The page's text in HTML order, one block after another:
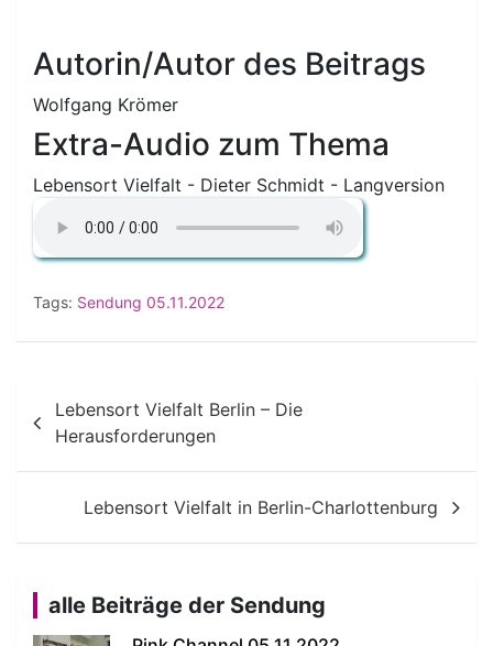
Autorin/Autor des Beitrags
Wolfgang Krömer
Extra-Audio zum Thema
Lebensort Vielfalt - Dieter Schmidt - Langversion
Tags: Sendung 05.11.2022
Beitragsnavigation
Lebensort Vielfalt Berlin – Die
Herausforderungen
Lebensort Vielfalt in Berlin-Charlottenburg
alle Beiträge der Sendung